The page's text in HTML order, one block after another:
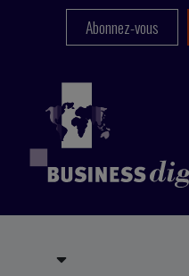
Abonnez-vous